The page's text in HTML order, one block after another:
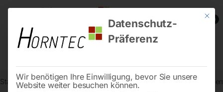
0
Start Metallbearbeitung Keilriemen-Bohrmaschinen Elmag
Mit
Datenschutz-
Präferenz
Wir benötigen Ihre Einwilligung, bevor Sie unsere
Website weiter besuchen können.